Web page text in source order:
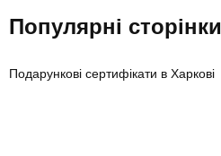
Популярні сторінки
Подарункові сертифікати в Харкові